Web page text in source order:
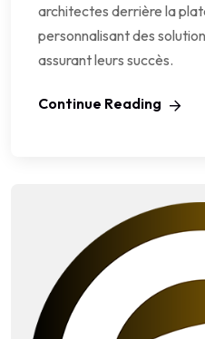
architectes derrière la
personnalisant des
assurant leurs succès.
Continue Reading